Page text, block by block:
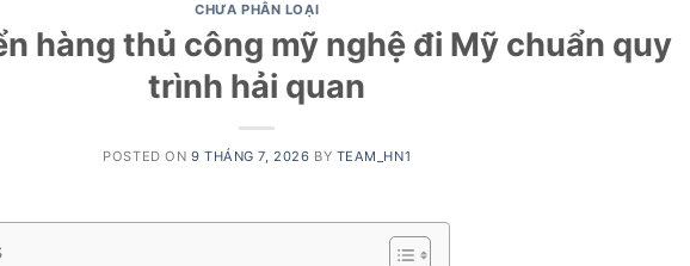
CHƯA PHÂN LOẠI
hàng thủ công mỹ nghệ đi Mỹ chuẩn quy
trình hải quan
POSTED ON 9 THÁNG 7, 2026 BY TEAM_HN1